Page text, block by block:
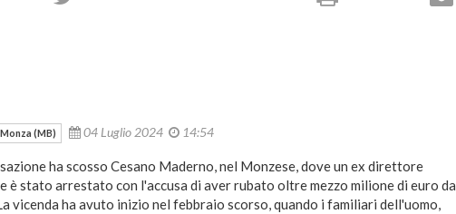
Monza (MB) 04 Luglio 2024 14:54
ha scosso Cesano Maderno, nel Monzese, dove un ex direttore
è stato arrestato con l'accusa di aver rubato oltre mezzo milione di euro da
vicenda ha avuto inizio nel febbraio scorso, quando i familiari dell'uomo,